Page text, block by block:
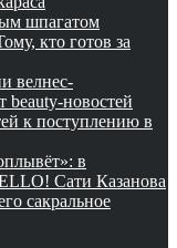
шпагатом
кто готов за
велнес-
beauty-новостей
к поступлению в
в
Сати Казанова
сакральное